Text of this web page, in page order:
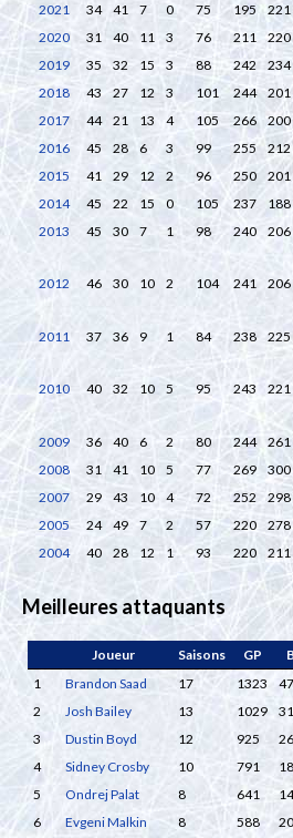
2021
34 41 7 0 75 195 221
2020
31 40 11 3 76 211 220
2019
35 32 15 3 88 242 234
2018
43 27 12 3 101 244 201
2017
44 21 13 4 105 266 200
2016
45 28 6 3 99 255 212
2015
41 29 12 2 96 250 201
2014
45 22 15 0 105 237 188
2013
45 30 7 1 98 240 206
2012 46 30 10 2 104 241 206
2011
37 36 9 1 84 238 225
2010 40 32 10 5 95 243 221
2009
36 40 6 2 80 244 261
2008
31 41 10 5 77 269 300
2007
29 43 10 4 72 252 298
2005
24 49 7 2 57 220 278
2004
40 28 12 1 93 220 211
Meilleures attaquants
Joueur Saisons GP B
1
Brandon Saad 17 1323
2
Josh Bailey 13 1029
3
Dustin Boyd 12 925
4
Sidney Crosby 10 791
5
Ondrej Palat 8 641
6
Evgeni Malkin 8 588